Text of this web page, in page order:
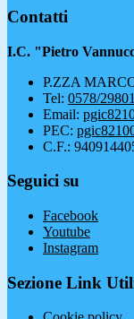
Contatti
I.C. "Pietro
P.ZZA
Tel: 0578/
Email:
PEC:
C.F.:
Seguici su
Facebook
Youtube
Instagram
Sezione Link